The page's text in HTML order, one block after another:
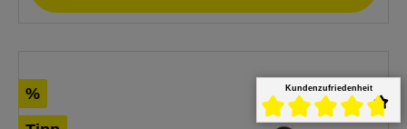
%
Kundenzufriedenheit
Durchschnittliche